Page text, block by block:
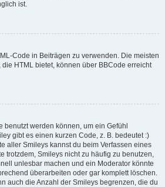
ist.
Code in Beiträgen zu verwenden. Die meisten
HTML bietet, können über BBCode erreicht
benutzt werden können, um ein Gefühl
gibt es einen kurzen Code, z. B. bedeutet :)
aller Smileys kannst du beim Verfassen eines
trotzdem, Smileys nicht zu häufig zu benutzen,
unlesbar machen und ein Moderator könnte
überarbeiten oder gar komplett löschen.
auch die Anzahl der Smileys begrenzen, die du